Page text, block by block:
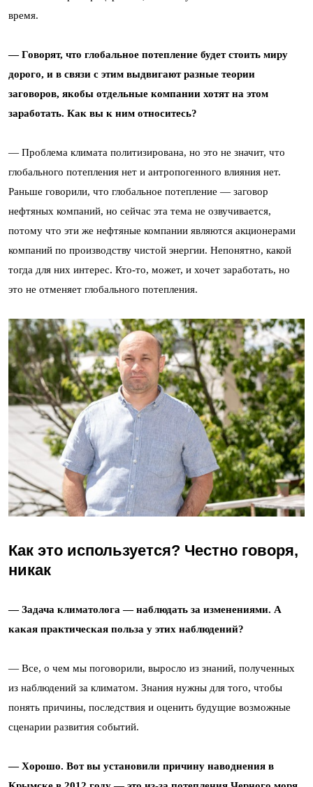
время.
— Говорят, что глобальное потепление будет стоить миру
дорого, и в связи с этим выдвигают разные теории
заговоров, якобы отдельные компании хотят на этом
заработать. Как вы к ним относитесь?
— Проблема климата политизирована, но это не значит, что
глобального потепления нет и антропогенного влияния нет.
Раньше говорили, что глобальное потепление — заговор
нефтяных компаний, но сейчас эта тема не озвучивается,
потому что эти же нефтяные компании являются акционерами
компаний по производству чистой энергии. Непонятно, какой
тогда для них интерес. Кто-то, может, и хочет заработать, но
это не отменяет глобального потепления.
Как это используется? Честно говоря,
никак
— Задача климатолога — наблюдать за изменениями. А
какая практическая польза у этих наблюдений?
— Все, о чем мы поговорили, выросло из знаний, полученных
из наблюдений за климатом. Знания нужны для того, чтобы
понять причины, последствия и оценить будущие возможные
сценарии развития событий.
— Хорошо. Вот вы установили причину наводнения в